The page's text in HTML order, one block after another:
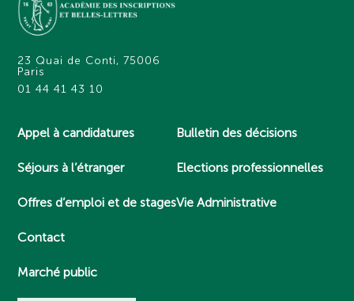
23 Quai de Conti, 75006
Paris
01 44 41 43 10
Appel à candidatures
Séjours à l’étranger
Offres d’emploi et de stages
Contact
Marché public
Bulletin des décisions
Elections professionnelles
Vie Administrative